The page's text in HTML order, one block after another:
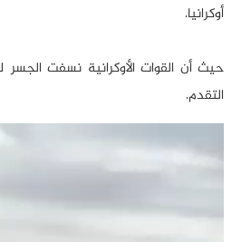
أوكرانيا.
حيث أن القوات الأوكرانية نسفت الجسر
التقدم.